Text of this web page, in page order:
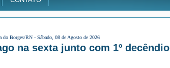
do Borges/RN - Sábado, 08 de Agosto de 2026
na sexta junto com 1º decêndio